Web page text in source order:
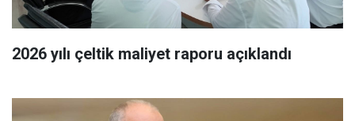
2026 yılı çeltik maliyet raporu açıklandı